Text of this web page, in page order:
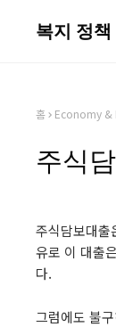
복지 정책
홈 Economy &
주식
주식담보대출
유로 이 대출
다.
그럼에도 불